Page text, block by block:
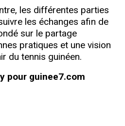
les différentes parties
les échanges afin de
sur le partage
pratiques et une vision
du tennis guinéen.
pour guinee7.com